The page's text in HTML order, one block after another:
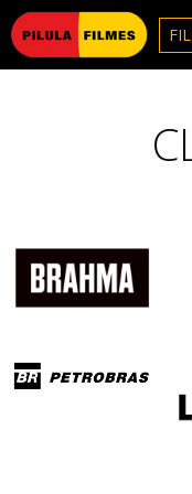
Pilula Filmes